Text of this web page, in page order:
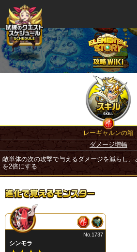
レーギャルンの箱
ダメージ増幅
敵単体の次の攻撃で与えるダメージを減らし
を2倍にする
シンモラ
No.1737